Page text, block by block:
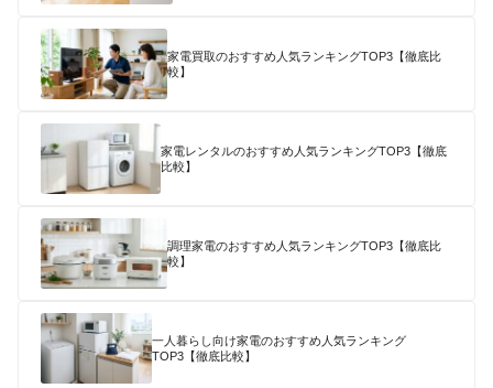
家電買取のおすすめ人気ランキングTOP3【徹底比
較】
家電レンタルのおすすめ人気ランキングTOP3【徹底
比較】
調理家電のおすすめ人気ランキングTOP3【徹底比
較】
一人暮らし向け家電のおすすめ人気ランキング
TOP3【徹底比較】